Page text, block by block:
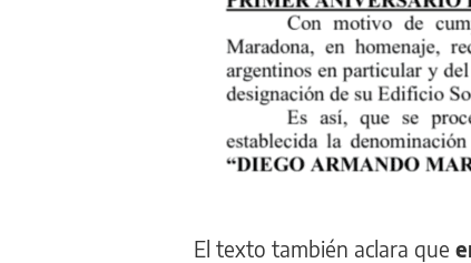
El texto también aclara que